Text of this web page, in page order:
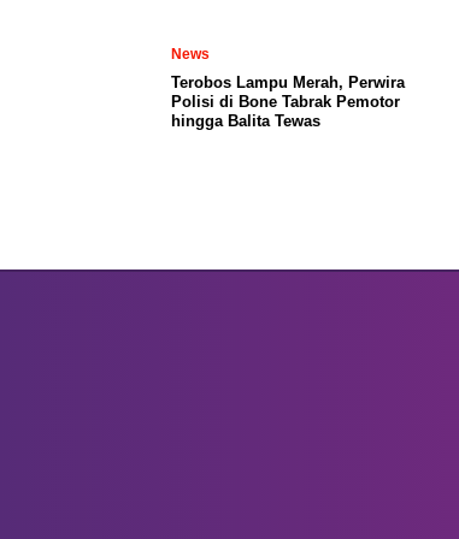
News
Terobos Lampu Merah, Perwira
Polisi di Bone Tabrak Pemotor
hingga Balita Tewas